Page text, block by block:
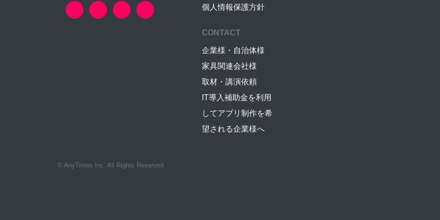
個人情報保護方針
CONTACT
企業様・自治体様
家具関連会社様
取材・講演依頼
IT導入補助金を利用
してアプリ制作を希
望される企業様へ
© AnyTimes Inc. All Rights Reserved